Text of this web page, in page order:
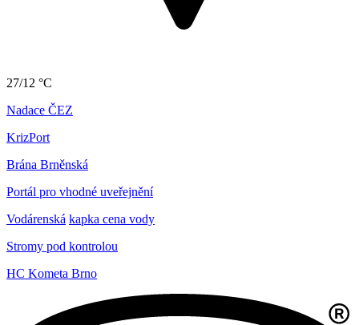
27/12 °C
Nadace ČEZ
KrizPort
Brána Brněnská
Portál pro vhodné uveřejnění
Vodárenská kapka cena vody
Stromy pod kontrolou
HC Kometa Brno